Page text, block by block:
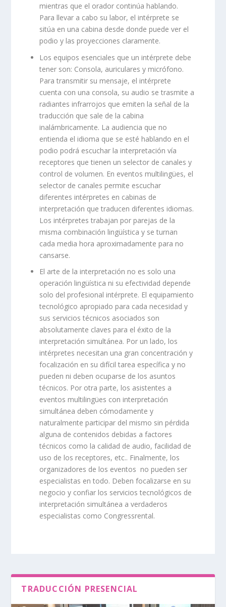
mientras que el orador continúa hablando.
Para llevar a cabo su labor, el intérprete se
sitúa en una cabina desde donde puede ver el
podio y las proyecciones claramente.
Los equipos esenciales que un intérprete debe
tener son: Consola, auriculares y micrófono.
Para transmitir su mensaje, el intérprete
cuenta con una consola, su audio se trasmite a
radiantes infrarrojos que emiten la señal de la
traducción que sale de la cabina
inalámbricamente. La audiencia que no
entienda el idioma que se esté hablando en el
podio podrá escuchar la interpretación vía
receptores que tienen un selector de canales y
control de volumen. En eventos multilingües, el
selector de canales permite escuchar
diferentes intérpretes en cabinas de
interpretación que traducen diferentes idiomas.
Los intérpretes trabajan por parejas de la
misma combinación lingüística y se turnan
cada media hora aproximadamente para no
cansarse.
El arte de la interpretación no es solo una
operación lingüística ni su efectividad depende
solo del profesional intérprete. El equipamiento
tecnológico apropiado para cada necesidad y
sus servicios técnicos asociados son
absolutamente claves para el éxito de la
interpretación simultánea. Por un lado, los
intérpretes necesitan una gran concentración y
focalización en su difícil tarea específica y no
pueden ni deben ocuparse de los asuntos
técnicos. Por otra parte, los asistentes a
eventos multilingües con interpretación
simultánea deben cómodamente y
naturalmente participar del mismo sin pérdida
alguna de contenidos debidas a factores
técnicos como la calidad de audio, facilidad de
uso de los receptores, etc.. Finalmente, los
organizadores de los eventos no pueden ser
especialistas en todo. Deben focalizarse en su
negocio y confiar los servicios tecnológicos de
interpretación simultánea a verdaderos
especialistas como Congressrental.
TRADUCCIÓN PRESENCIAL